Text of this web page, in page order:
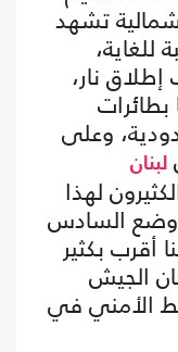
تشهد
للغاية،
نار،
وعلى
لبنان
لهذا
وضع السادس
أقرب بكثير
عندما كان الجيش
الأمني في